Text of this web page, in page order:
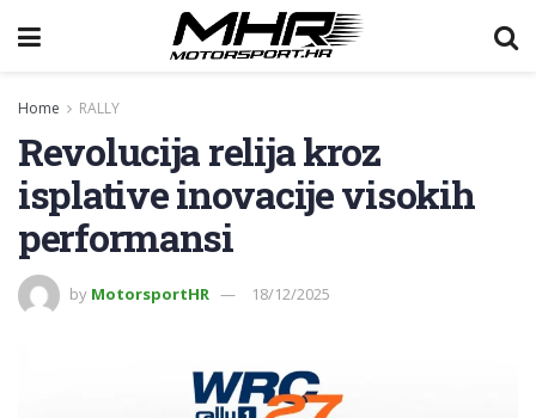
Home RALLY
Revolucija relija kroz
isplative inovacije visokih
performansi
by MotorsportHR 18/12/2025